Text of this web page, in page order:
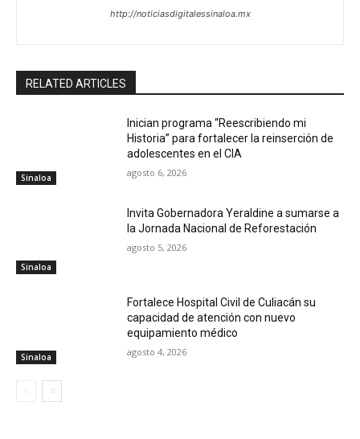
http://noticiasdigitalessinaloa.mx
RELATED ARTICLES
Sinaloa
Inician programa “Reescribiendo mi
Historia” para fortalecer la reinserción de
adolescentes en el CIA
agosto 6, 2026
Sinaloa
Invita Gobernadora Yeraldine a sumarse a
la Jornada Nacional de Reforestación
agosto 5, 2026
Sinaloa
Fortalece Hospital Civil de Culiacán su
capacidad de atención con nuevo
equipamiento médico
agosto 4, 2026